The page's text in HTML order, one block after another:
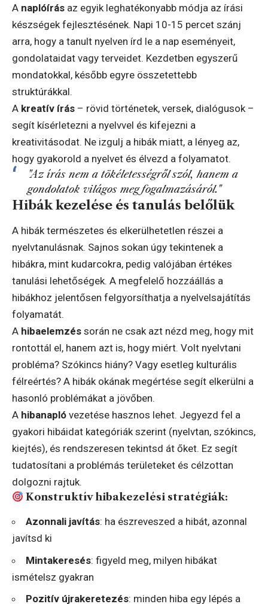
A naplóírás az egyik leghatékonyabb módja az írási
készségek fejlesztésének. Napi 10-15 percet szánj
arra, hogy a tanult nyelven írd le a nap eseményeit,
gondolataidat vagy terveidet. Kezdetben egyszerű
mondatokkal, később egyre összetettebb
struktúrákkal.
A kreatív írás – rövid történetek, versek, dialógusok –
segít kísérletezni a nyelvvel és kifejezni a
kreativitásodat. Ne izgulj a hibák miatt, a lényeg az,
hogy gyakorold a nyelvet és élvezd a folyamatot.
"Az írás nem a tökéletességről szól, hanem a
gondolatok világos megfogalmazásáról."
Hibák kezelése és tanulás belőlük
A hibák természetes és elkerülhetetlen részei a
nyelvtanulásnak. Sajnos sokan úgy tekintenek a
hibákra, mint kudarcokra, pedig valójában értékes
tanulási lehetőségek. A megfelelő hozzáállás a
hibákhoz jelentősen felgyorsíthatja a nyelvelsajátítás
folyamatát.
A hibaelemzés során ne csak azt nézd meg, hogy mit
rontottál el, hanem azt is, hogy miért. Volt nyelvtani
probléma? Szókincs hiány? Vagy esetleg kulturális
félreértés? A hibák okának megértése segít elkerülni a
hasonló problémákat a jövőben.
A hibanapló vezetése hasznos lehet. Jegyezd fel a
gyakori hibáidat kategóriák szerint (nyelvtan, szókincs,
kiejtés), és rendszeresen tekintsd át őket. Ez segít
tudatosítani a problémás területeket és célzottan
dolgozni rajtuk.
Konstruktív hibakezelési stratégiák:
Azonnali javítás: ha észreveszed a hibát, azonnal
javítsd ki
Mintakeresés: figyeld meg, milyen hibákat
ismételsz gyakran
Pozitív újrakeretezés: minden hiba egy lépés a